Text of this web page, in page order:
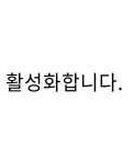
성화합니다.